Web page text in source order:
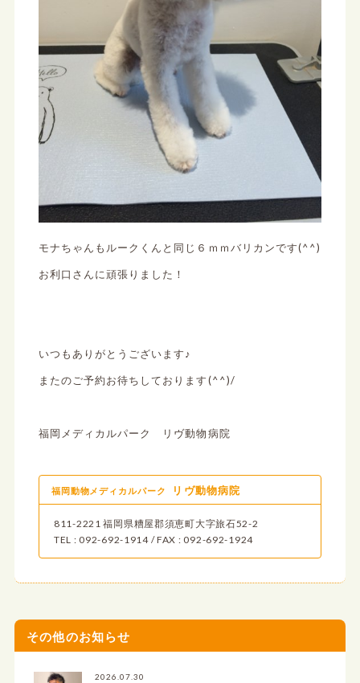
モナちゃんもルークくんと同じ６ｍｍバリカンです(^^)
お利口さんに頑張りました！
いつもありがとうございます♪
またのご予約お待ちしております(^^)/
福岡メディカルパーク リヴ動物病院
福岡動物メディカルパーク リヴ動物病院
811-2221 福岡県糟屋郡須恵町大字旅石52-2
TEL : 092-692-1914 / FAX : 092-692-1924
その他のお知らせ
2026.07.30